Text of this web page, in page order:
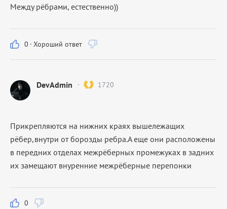
Между рёбрами, естественно))
0 · Хороший ответ
DevAdmin 1720
Прикрепляются на нижних краях вышележащих
рёбер,внутри от борозды ребра.А еще они расположены
в передних отделах межрёберных промежуках в задних
их замещают внуренние межрёберные перепонки
0